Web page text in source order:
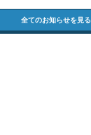
全てのお知らせを見る